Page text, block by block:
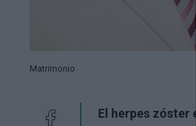
Matrimonio
El herpes zóster